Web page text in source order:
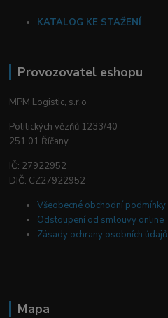
KATALOG KE STAŽENÍ
Provozovatel eshopu
MPM Logistic, s.r.o
Politických vězňů 1233/40
251 01 Říčany
IČ: 27922952
DIČ: CZ27922952
Všeobecné obchodní podmínky
Odstoupení od smlouvy online
Zásady ochrany osobních údajů
Mapa